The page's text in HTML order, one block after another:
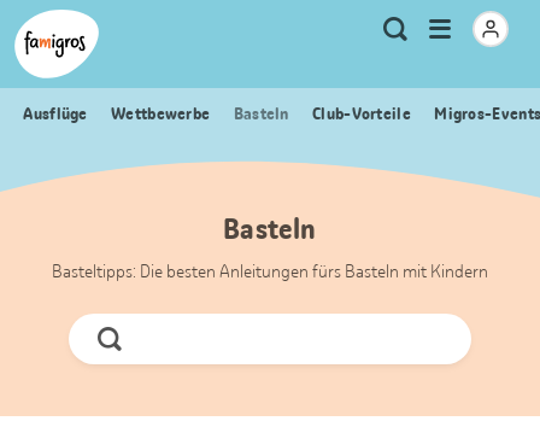
Sprungmarken
Navigation
Header
Logo
Meta
Navigation
Suche
Menu
öffnen
Ausflüge Wettbewerbe Basteln Club-Vorteile Migros-
Basteln
Basteltipps: Die besten Anleitungen fürs Basteln mit Kindern
Jetzt
Suchen